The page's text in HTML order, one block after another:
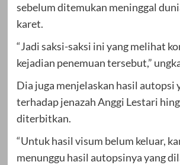
sebelum ditemukan meninggal
karet.
“Jadi saksi-saksi ini yang melihat
kejadian penemuan tersebut,”
Dia juga menjelaskan hasil autopsi
terhadap jenazah Anggi Lestari
diterbitkan.
“Untuk hasil visum belum keluar,
menunggu hasil autopsinya yang